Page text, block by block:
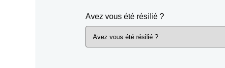
Avez vous été résilié ?